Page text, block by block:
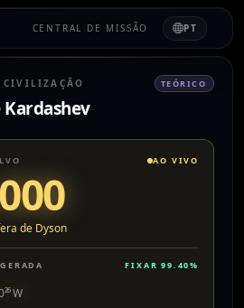
CENTRAL DE MISSÃO PT
CIVILIZAÇÃO TEÓRICO
Kardashev
AO VIVO
de Dyson
FIXAR 99.40%
²⁶W